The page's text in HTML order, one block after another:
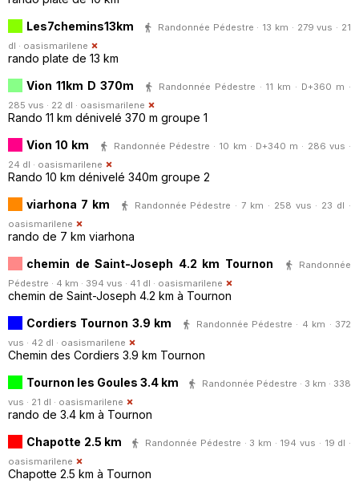
Les7chemins13km
Randonnée Pédestre · 13 km · 279 vus · 21
dl · oasismarilene
rando plate de 13 km
Vion 11km D 370m
Randonnée Pédestre · 11 km · D+360 m ·
285 vus · 22 dl · oasismarilene
Rando 11 km dénivelé 370 m groupe 1
Vion 10 km
Randonnée Pédestre · 10 km · D+340 m · 286 vus ·
24 dl · oasismarilene
Rando 10 km dénivelé 340m groupe 2
viarhona 7 km
Randonnée Pédestre · 7 km · 258 vus · 23 dl ·
oasismarilene
rando de 7 km viarhona
chemin de Saint-Joseph 4.2 km Tournon
Randonnée
Pédestre · 4 km · 394 vus · 41 dl · oasismarilene
chemin de Saint-Joseph 4.2 km à Tournon
Cordiers Tournon 3.9 km
Randonnée Pédestre · 4 km · 372
vus · 42 dl · oasismarilene
Chemin des Cordiers 3.9 km Tournon
Tournon les Goules 3.4 km
Randonnée Pédestre · 3 km · 338
vus · 21 dl · oasismarilene
rando de 3.4 km à Tournon
Chapotte 2.5 km
Randonnée Pédestre · 3 km · 194 vus · 19 dl ·
oasismarilene
Chapotte 2.5 km à Tournon